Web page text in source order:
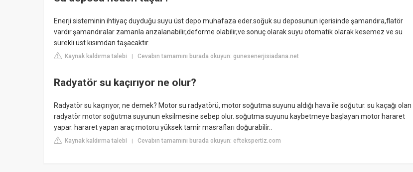
Enerji sisteminin ihtiyaç duyduğu suyu üst depo muhafaza eder.soğuk su deposunun içerisinde şamandıra,flatör
vardır.şamandıralar zamanla arızalanabilir,deforme olabilir,ve sonuç olarak suyu otomatik olarak kesemez ve su
sürekli üst kısımdan taşacaktır.
Kaynak kaldırma talebi | Cevabın tamamını burada okuyun: gunesenerjisiadana.net
Radyatör su kaçırıyor ne olur?
Radyatör su kaçırıyor, ne demek? Motor su radyatörü, motor soğutma suyunu aldığı hava ile soğutur. su kaçağı olan
radyatör motor soğutma suyunun eksilmesine sebep olur. soğutma suyunu kaybetmeye başlayan motor hararet
yapar. hararet yapan araç motoru yüksek tamir masrafları doğurabilir..
Kaynak kaldırma talebi | Cevabın tamamını burada okuyun: eftekspertiz.com